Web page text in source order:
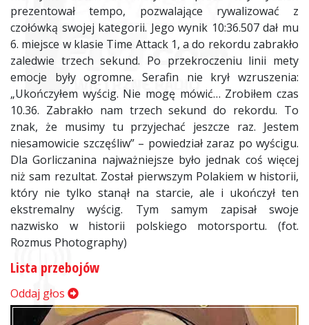
prezentował tempo, pozwalające rywalizować z
czołówką swojej kategorii. Jego wynik 10:36.507 dał mu
6. miejsce w klasie Time Attack 1, a do rekordu zabrakło
zaledwie trzech sekund. Po przekroczeniu linii mety
emocje były ogromne. Serafin nie krył wzruszenia:
„Ukończyłem wyścig. Nie mogę mówić… Zrobiłem czas
10.36. Zabrakło nam trzech sekund do rekordu. To
znak, że musimy tu przyjechać jeszcze raz. Jestem
niesamowicie szczęśliw” – powiedział zaraz po wyścigu.
Dla Gorliczanina najważniejsze było jednak coś więcej
niż sam rezultat. Został pierwszym Polakiem w historii,
który nie tylko stanął na starcie, ale i ukończył ten
ekstremalny wyścig. Tym samym zapisał swoje
nazwisko w historii polskiego motorsportu. (fot.
Rozmus Photography)
Lista przebojów
Oddaj głos